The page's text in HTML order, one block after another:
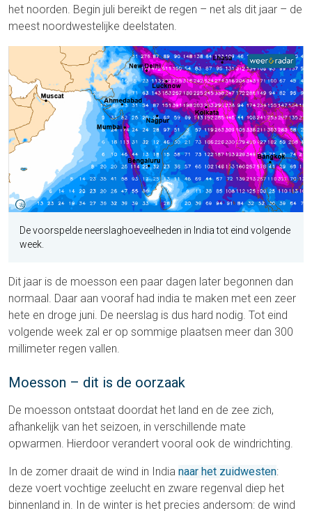
het noorden. Begin juli bereikt de regen – net als dit jaar – de
meest noordwestelijke deelstaten.
De voorspelde neerslaghoeveelheden in India tot eind volgende
week.
Dit jaar is de moesson een paar dagen later begonnen dan
normaal. Daar aan vooraf had india te maken met een zeer
hete en droge juni. De neerslag is dus hard nodig. Tot eind
volgende week zal er op sommige plaatsen meer dan 300
millimeter regen vallen.
Moesson – dit is de oorzaak
De moesson ontstaat doordat het land en de zee zich,
afhankelijk van het seizoen, in verschillende mate
opwarmen. Hierdoor verandert vooral ook de windrichting.
In de zomer draait de wind in India naar het zuidwesten:
deze voert vochtige zeelucht en zware regenval diep het
binnenland in. In de winter is het precies andersom: de wind